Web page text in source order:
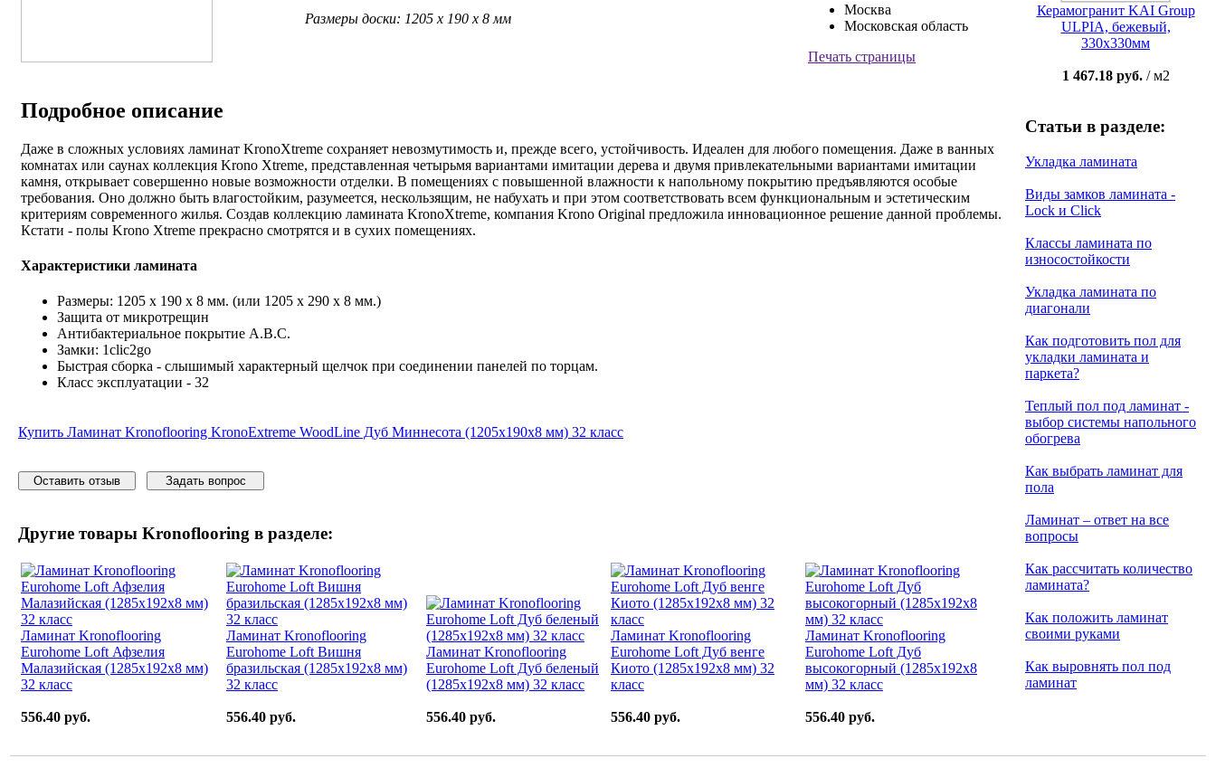
Размеры доски: 1205 x 190 x 8 мм
Москва
Московская область
Печать страницы
Подробное описание
Даже в сложных условиях ламинат KronoXtreme сохраняет невозмутимость и, прежде всего, устойчивость. Идеален для любого помещения. Даже в ванных
комнатах или саунах коллекция Krono Xtreme, представленная четырьмя вариантами имитации дерева и двумя привлекательными вариантами имитации
камня, открывает совершенно новые возможности отделки. В помещениях с повышенной влажности к напольному покрытию предъявляются особые
требования. Оно должно быть влагостойким, разумеется, нескользящим, не набухать и при этом соответствовать всем функциональным и эстетическим
критериям современного жилья. Создав коллекцию ламината KronoXtreme, компания Krono Original предложила инновационное решение данной проблемы.
Кстати - полы Krono Xtreme прекрасно смотрятся и в сухих помещениях.
Характеристики ламината
Размеры: 1205 x 190 x 8 мм. (или 1205 x 290 x 8 мм.)
Защита от микротрещин
Антибактериальное покрытие A.B.C.
Замки: 1clic2go
Быстрая сборка - слышимый характерный щелчок при соединении панелей по торцам.
Класс эксплуатации - 32
Купить Ламинат Kronoflooring KronoExtreme WoodLine Дуб Миннесота (1205x190x8 мм) 32 класс
Оставить отзыв Задать вопрос
Другие товары Kronoflooring в разделе:
Ламинат Kronoflooring
Eurohome Loft Афзелия
Малазийская (1285x192x8 мм)
32 класс
556.40 руб.
Ламинат Kronoflooring
Eurohome Loft Вишня
бразильская (1285x192x8 мм)
32 класс
556.40 руб.
Ламинат Kronoflooring
Eurohome Loft Дуб беленый
(1285x192x8 мм) 32 класс
556.40 руб.
Ламинат Kronoflooring
Eurohome Loft Дуб венге
Киото (1285x192x8 мм) 32
класс
556.40 руб.
Ламинат Kronoflooring
Eurohome Loft Дуб
высокогорный (1285x192x8
мм) 32 класс
556.40 руб.
Керамогранит KAI Group
ULPIA, бежевый,
330x330мм
1 467.18 руб./ м2
Статьи в разделе:
Укладка ламината
Виды замков ламината -
Lock и Click
Классы ламината по
износостойкости
Укладка ламината по
диагонали
Как подготовить пол для
укладки ламината и
паркета?
Теплый пол под ламинат -
выбор системы напольного
обогрева
Как выбрать ламинат для
пола
Ламинат – ответ на все
вопросы
Как рассчитать количество
ламината?
Как положить ламинат
своими руками
Как выровнять пол под
ламинат